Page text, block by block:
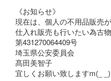
《お知らせ》
現在は、個人の不用品販売
仕入れ販売も行いたい為古
第431270064409号
埼玉県公安委員会
髙田美智子
宜しくお願い致しますm(_